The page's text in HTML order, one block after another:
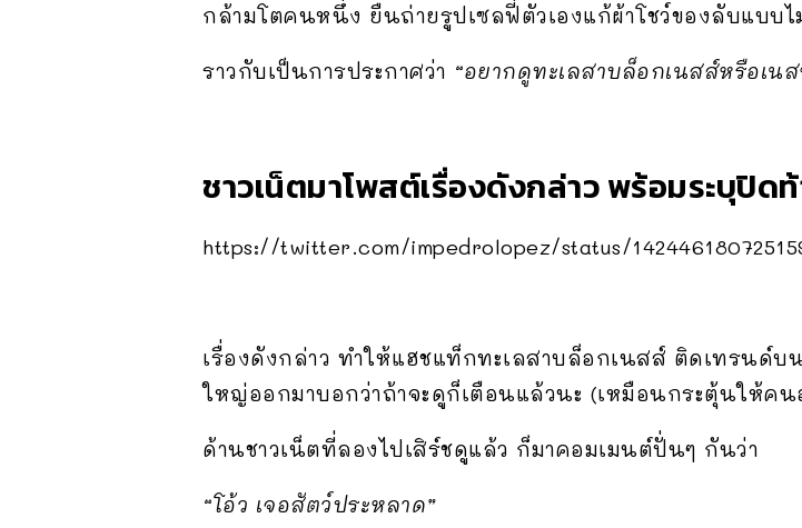
กล้ามโตคนหนึ่ง ยืนถ่ายรูปเซลฟี่ตัวเองแก้ผ้าโชว์ของลับแบบไ
ราวกับเป็นการประกาศว่า “อยากดูทะเลสาบล็อกเนสส์หรือเน
ชาวเน็ตมาโพสต์เรื่องดังกล่าว พร้อมระบุปิด
https://twitter.com/impedrolopez/status/
เรื่องดังกล่าว ทำให้แฮชแท็กทะเลสาบล็อกเนสส์ ติดเทรนด์
ใหญ่ออกมาบอกว่าถ้าจะดูก็เตือนแล้วนะ (เหมือนกระตุ้นให้คน
ด้านชาวเน็ตที่ลองไปเสิร์ชดูแล้ว ก็มาคอมเมนต์ปั่นๆ กันว่า
“โอ้ว เจอสัตว์ประหลาด”